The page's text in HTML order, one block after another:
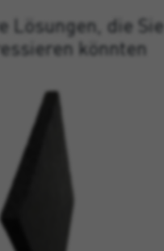
Lösungen, die Sie
könnten